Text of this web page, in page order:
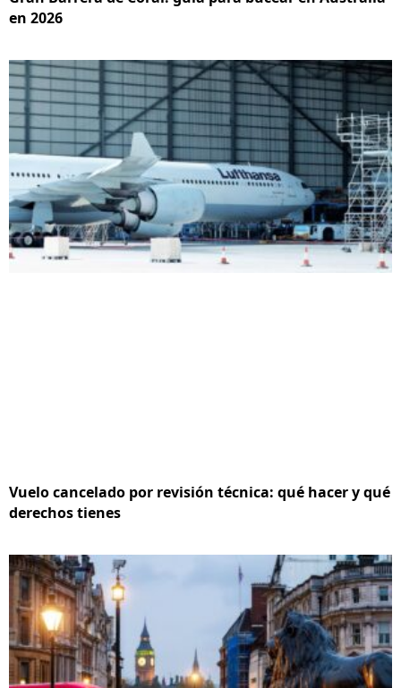
en 2026
Vuelo cancelado por revisión técnica: qué hacer y qué
derechos tienes